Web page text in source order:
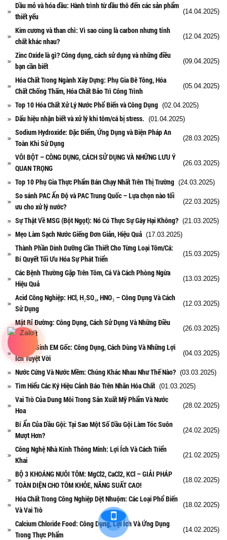
Dầu mỏ và hóa dầu: Hành trình từ dầu thô đến các sản phẩm
thiết yếu
(14.04.2025)
Kim cương và than chì: Vì sao cùng là carbon nhưng tính
chất khác nhau?
(12.04.2025)
Zinc Oxide là gì? Công dụng, cách sử dụng và những điều
bạn cần biết
(09.04.2025)
Hóa Chất Trong Ngành Xây Dựng: Phụ Gia Bê Tông, Hóa
Chất Chống Thấm, Hóa Chất Bảo Trì Công Trình
(05.04.2025)
Top 10 Hóa Chất Xử Lý Nước Phổ Biến và Công Dụng (02.04.2025)
Dấu hiệu nhận biết và xử lý khi tôm/cá bị stress. (01.04.2025)
Sodium Hydroxide: Đặc Điểm, Ứng Dụng và Biện Pháp An
Toàn Khi Sử Dụng
(28.03.2025)
VÔI BỘT – CÔNG DỤNG, CÁCH SỬ DỤNG VÀ NHỮNG LƯU Ý
QUAN TRỌNG
(26.03.2025)
Top 10 Phụ Gia Thực Phẩm Bán Chạy Nhất Trên Thị Trường (24.03.2025)
So sánh PAC Ấn Độ và PAC Trung Quốc – Lựa chọn nào tối
ưu cho xử lý nước?
(22.03.2025)
Sự Thật Về MSG (Bột Ngọt): Nó Có Thực Sự Gây Hại Không? (21.03.2025)
Mẹo Làm Sạch Nước Giếng Đơn Giản, Hiệu Quả (17.03.2025)
Thành Phần Dinh Dưỡng Cần Thiết Cho Từng Loại Tôm/Cá:
Bí Quyết Tối Ưu Hóa Sự Phát Triển
(15.03.2025)
Các Bệnh Thường Gặp Trên Tôm, Cá Và Cách Phòng Ngừa
Hiệu Quả
(13.03.2025)
Acid Công Nghiệp: HCl, H₂SO₄, HNO₃ – Công Dụng Và Cách
Sử Dụng
(12.03.2025)
Mật Rỉ Đường: Công Dụng, Cách Sử Dụng Và Những Điều
Cần Biết
(26.03.2025)
Men Vi Sinh EM Gốc: Công Dụng, Cách Dùng Và Những Lợi
Ích Tuyệt Vời
(04.03.2025)
Nước Cứng Và Nước Mềm: Chúng Khác Nhau Như Thế Nào? (03.03.2025)
Tìm Hiểu Các Ký Hiệu Cảnh Báo Trên Nhãn Hóa Chất (01.03.2025)
Vai Trò Của Dung Môi Trong Sản Xuất Mỹ Phẩm Và Nước
Hoa
(28.02.2025)
Bí Ẩn Của Dầu Gội: Tại Sao Một Số Dầu Gội Làm Tóc Suôn
Mượt Hơn?
(24.02.2025)
Công Nghệ Nhà Kính Thông Minh: Lợi Ích Và Cách Triển
Khai
(21.02.2025)
BỘ 3 KHOÁNG NUÔI TÔM: MgCl2, CaCl2, KCl – GIẢI PHÁP
TOÀN DIỆN CHO TÔM KHỎE, NĂNG SUẤT CAO!
(18.02.2025)
Hóa Chất Trong Công Nghiệp Dệt Nhuộm: Các Loại Phổ Biến
Và Vai Trò
(18.02.2025)
Calcium Chloride Food: Công Dụng, Lợi Ích Và Ứng Dụng
Trong Thực Phẩm
(14.02.2025)